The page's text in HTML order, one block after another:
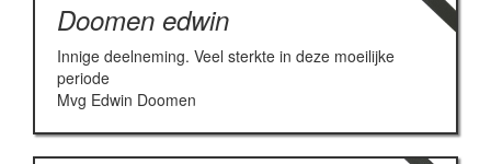
Doomen edwin
Innige deelneming. Veel sterkte in deze moeilijke
periode
Mvg Edwin Doomen